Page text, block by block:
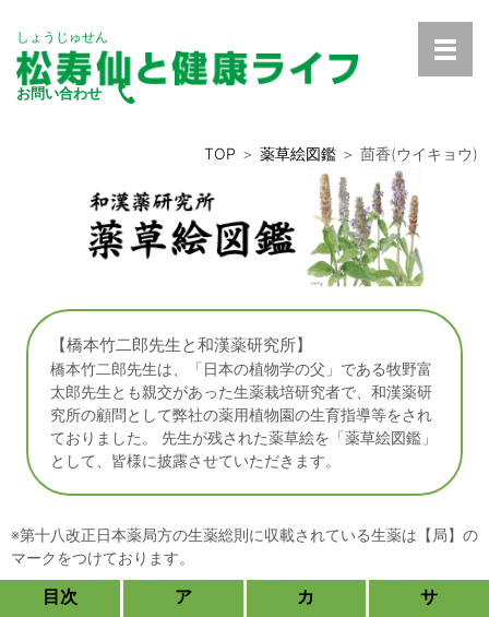
しょうじゅせん
お問い合わせ
TOP ＞ 薬草絵図鑑 ＞ 茴香(ウイキョウ)
【橋本竹二郎先生と和漢薬研究所】
橋本竹二郎先生は、「日本の植物学の父」である牧野富
太郎先生とも親交があった生薬栽培研究者で、和漢薬研
究所の顧問として弊社の薬用植物園の生育指導等をされ
ておりました。 先生が残された薬草絵を「薬草絵図鑑」
として、皆様に披露させていただきます。
※第十八改正日本薬局方の生薬総則に収載されている生薬は【局】の
マークをつけております。
目次 ア カ
サ